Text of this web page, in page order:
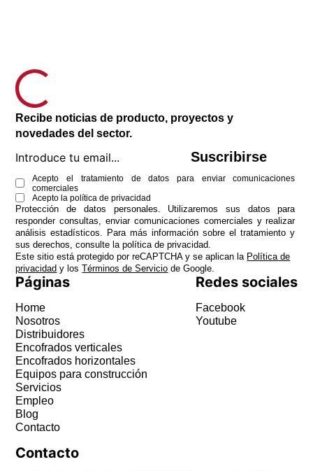
Recibe noticias de producto, proyectos y
novedades del sector.
Suscribirse
Acepto el tratamiento de datos para enviar comunicaciones
comerciales
Acepto lapolítica de privacidad
Protección de datos personales. Utilizaremos sus datos para
responder consultas, enviar comunicaciones comerciales y realizar
análisis estadísticos. Para más información sobre el tratamiento y
sus derechos, consulte lapolítica de privacidad
Este sitio está protegido por reCAPTCHA y se aplican la Política de
privacidad y losTérminos de Servicio de Google.
Páginas
Home
Nosotros
Distribuidores
Encofrados verticales
Encofrados horizontales
Equipos para construcción
Servicios
Empleo
Blog
Contacto
Redes sociales
Facebook
Youtube
Contacto